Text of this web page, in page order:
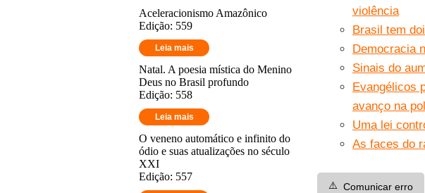
Aceleracionismo Amazônico
Edição: 559
Leia mais
Natal. A poesia mística do Menino
Deus no Brasil profundo
Edição: 558
Leia mais
O veneno automático e infinito do
ódio e suas atualizações no século
XXI
Edição: 557
violência
Brasil tem
Democracia
Sinais do
Evangélicos
avanço na
Uma lei
As faces do
⚠️ Comunicar erro